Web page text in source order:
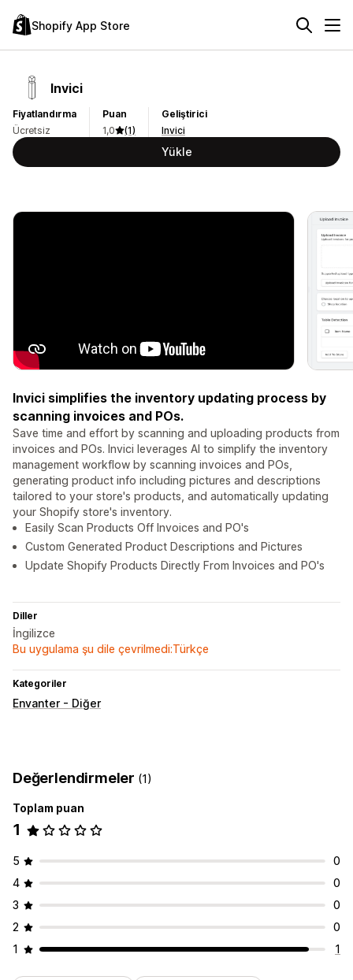
Shopify App Store
Invici
Fiyatlandırma
Ücretsiz
Puan
1,0
(1)
Geliştirici
Invici
Yükle
Invici simplifies the inventory updating process by
scanning invoices and POs.
Save time and effort by scanning and uploading products from
invoices and POs. Invici leverages AI to simplify the inventory
management workflow by scanning invoices and POs,
generating product info including pictures and descriptions
tailored to your store's products, and automatically updating
your Shopify store's inventory.
Easily Scan Products Off Invoices and PO's
Custom Generated Product Descriptions and Pictures
Update Shopify Products Directly From Invoices and PO's
Diller
İngilizce
Bu uygulama şu dile çevrilmedi:Türkçe
Kategoriler
Envanter - Diğer
Değerlendirmeler (1)
Toplam puan
1
5
0
4
0
3
0
2
0
1
1